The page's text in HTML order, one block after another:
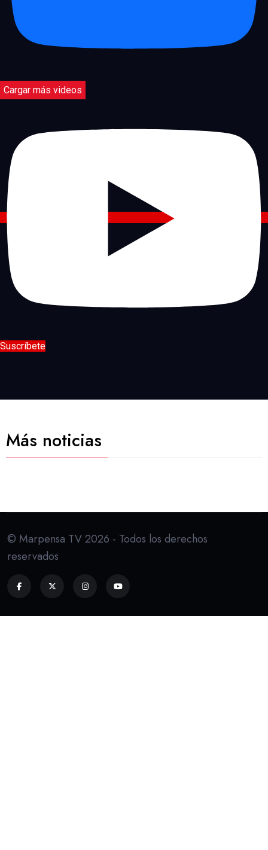
Cargar más videos
Suscríbete
Más noticias
© Marpensa TV 2026 - Todos los derechos
reservados